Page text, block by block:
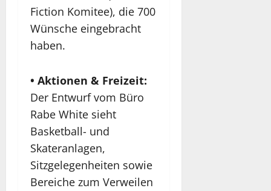
Fiction Komitee), die 700
Wünsche eingebracht
haben.
• Aktionen & Freizeit:
Der Entwurf vom Büro
Rabe White sieht
Basketball- und
Skateranlagen,
Sitzgelegenheiten sowie
Bereiche zum Verweilen